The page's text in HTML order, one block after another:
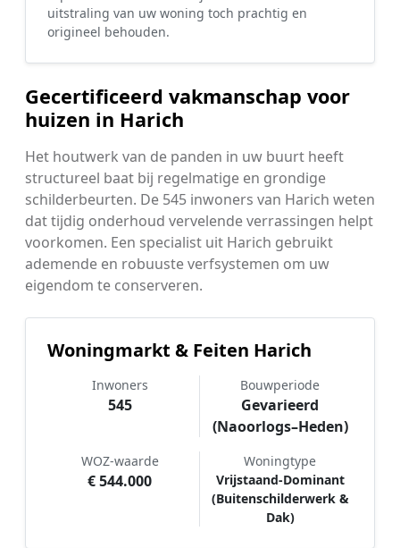
uitstraling van uw woning toch prachtig en
origineel behouden.
Gecertificeerd vakmanschap voor
huizen in Harich
Het houtwerk van de panden in uw buurt heeft
structureel baat bij regelmatige en grondige
schilderbeurten. De 545 inwoners van Harich weten
dat tijdig onderhoud vervelende verrassingen helpt
voorkomen. Een specialist uit Harich gebruikt
ademende en robuuste verfsystemen om uw
eigendom te conserveren.
Woningmarkt & Feiten Harich
Inwoners
545
Bouwperiode
Gevarieerd
(Naoorlogs–Heden)
WOZ-waarde
€ 544.000
Woningtype
Vrijstaand-Dominant
(Buitenschilderwerk &
Dak)